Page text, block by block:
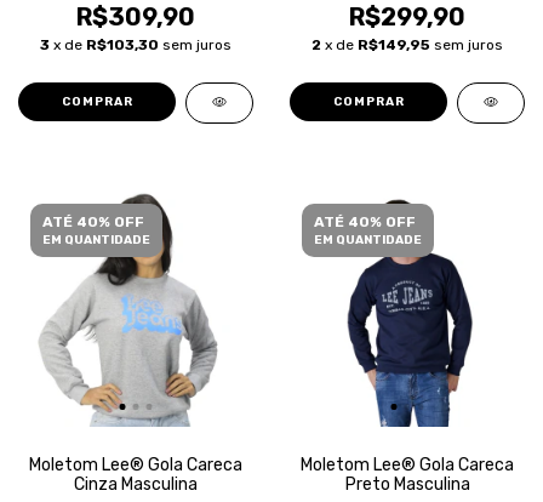
R$309,90
3 x de R$103,30 sem juros
COMPRAR
R$299,90
2 x de R$149,95 sem juros
COMPRAR
ATÉ 40% OFF
EM QUANTIDADE
Moletom Lee® Gola Careca
Cinza Masculina
ATÉ 40% OFF
EM QUANTIDADE
Moletom Lee® Gola Careca
Preto Masculina